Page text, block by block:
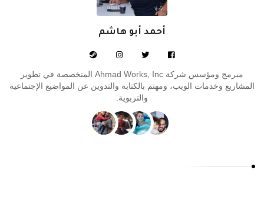
أحمد أبو هاشم
مبرمج ومؤسس شركة Ahmad Works, Inc المتخصصة في تطوير
المشاريع وخدمات الويب، ومهتم بالكتابة والتدوين عن المواضيع الإجتماعية
والتربوية.